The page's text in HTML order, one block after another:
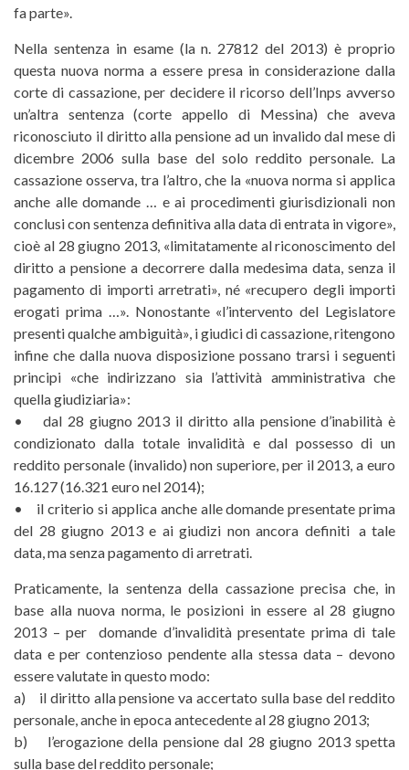
fa parte».
Nella sentenza in esame (la n. 27812 del 2013) è proprio
questa nuova norma a essere presa in considerazione dalla
corte di cassazione, per decidere il ricorso dell’Inps avverso
un’altra sentenza (corte appello di Messina) che aveva
riconosciuto il diritto alla pensione ad un invalido dal mese di
dicembre 2006 sulla base del solo reddito personale. La
cassazione osserva, tra l’altro, che la «nuova norma si applica
anche alle domande … e ai procedimenti giurisdizionali non
conclusi con sentenza definitiva alla data di entrata in vigore»,
cioè al 28 giugno 2013, «limitatamente al riconoscimento del
diritto a pensione a decorrere dalla medesima data, senza il
pagamento di importi arretrati», né «recupero degli importi
erogati prima …». Nonostante «l’intervento del Legislatore
presenti qualche ambiguità», i giudici di cassazione, ritengono
infine che dalla nuova disposizione possano trarsi i seguenti
principi «che indirizzano sia l’attività amministrativa che
quella giudiziaria»:
• dal 28 giugno 2013 il diritto alla pensione d’inabilità è
condizionato dalla totale invalidità e dal possesso di un
reddito personale (invalido) non superiore, per il 2013, a euro
16.127 (16.321 euro nel 2014);
• il criterio si applica anche alle domande presentate prima
del 28 giugno 2013 e ai giudizi non ancora definiti a tale
data, ma senza pagamento di arretrati.
Praticamente, la sentenza della cassazione precisa che, in
base alla nuova norma, le posizioni in essere al 28 giugno
2013 – per domande d’invalidità presentate prima di tale
data e per contenzioso pendente alla stessa data – devono
essere valutate in questo modo:
a) il diritto alla pensione va accertato sulla base del reddito
personale, anche in epoca antecedente al 28 giugno 2013;
b) l’erogazione della pensione dal 28 giugno 2013 spetta
sulla base del reddito personale;